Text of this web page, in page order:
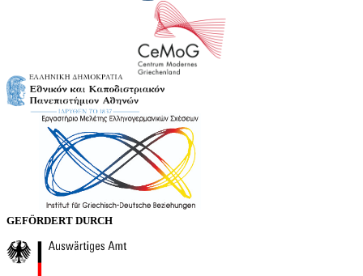
GEFÖRDERT DURCH